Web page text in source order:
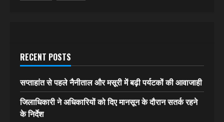
RECENT POSTS
सप्ताहांत से पहले नैनीताल और मसूरी में बढ़ी पर्यटकों की आवाजाही
जिलाधिकारी ने अधिकारियों को दिए मानसून के दौरान सतर्क रहने
के निर्देश